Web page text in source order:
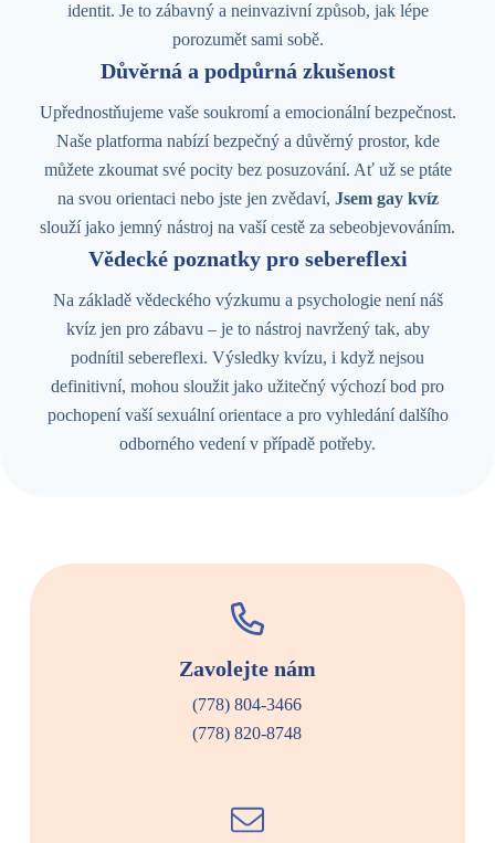
identit. Je to zábavný a neinvazivní způsob, jak lépe
porozumět sami sobě.
Důvěrná a podpůrná zkušenost
Upřednostňujeme vaše soukromí a emocionální bezpečnost.
Naše platforma nabízí bezpečný a důvěrný prostor, kde
můžete zkoumat své pocity bez posuzování. Ať už se ptáte
na svou orientaci nebo jste jen zvědaví, Jsem gay kvíz
slouží jako jemný nástroj na vaší cestě za sebeobjevováním.
Vědecké poznatky pro sebereflexi
Na základě vědeckého výzkumu a psychologie není náš
kvíz jen pro zábavu – je to nástroj navržený tak, aby
podnítil sebereflexi. Výsledky kvízu, i když nejsou
definitivní, mohou sloužit jako užitečný výchozí bod pro
pochopení vaší sexuální orientace a pro vyhledání dalšího
odborného vedení v případě potřeby.
Zavolejte nám
(778) 804-3466
(778) 820-8748